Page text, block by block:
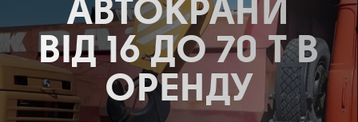
АВТОКРАНИ
ВІД 16 ДО 70 Т В
ОРЕНДУ